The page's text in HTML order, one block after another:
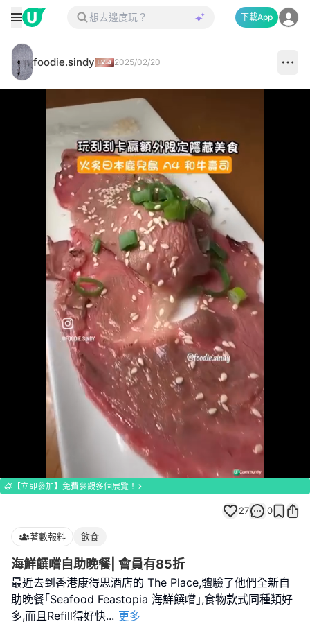
下載App
foodie.sindy 2025/02/20
Loaded :
100.00%
【立即參加】免費參觀多個展覽！
27 0
著數報料 飲食
海鮮饌嚐自助晚餐| 會員有85折
最近去到香港康得思酒店的 The Place,體驗了他們全新自
助晚餐｢Seafood Feastopia 海鮮饌嚐｣,食物款式同種類好
多,而且Refill得好快... 更多